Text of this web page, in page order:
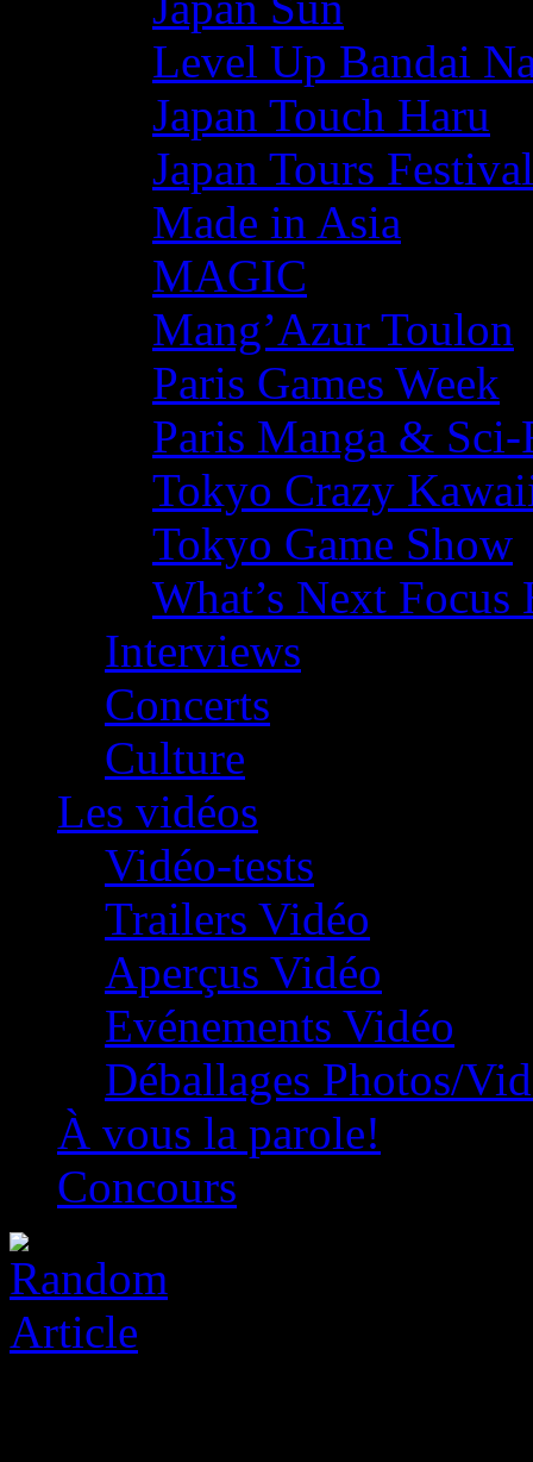
Level Up Bandai
Japan Touch Haru
Japan Tours Festival
Made in Asia
MAGIC
Mang’Azur Toulon
Paris Games Week
Paris Manga &
Tokyo Crazy
Tokyo Game Show
What’s Next
Interviews
Concerts
Culture
Les vidéos
Vidéo-tests
Trailers Vidéo
Aperçus Vidéo
Evénements Vidéo
Déballages Photos/
À vous la parole!
Concours